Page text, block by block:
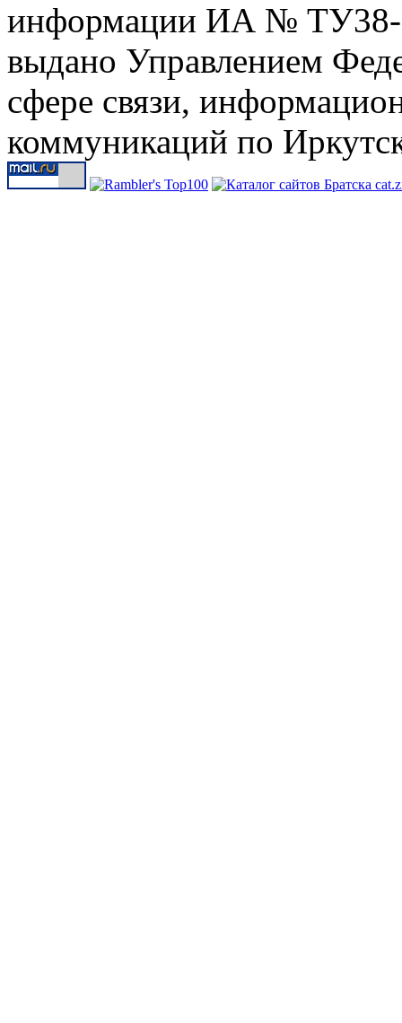
информации ИА № ТУ38-
выдано Управлением
сфере связи,
коммуникаций по